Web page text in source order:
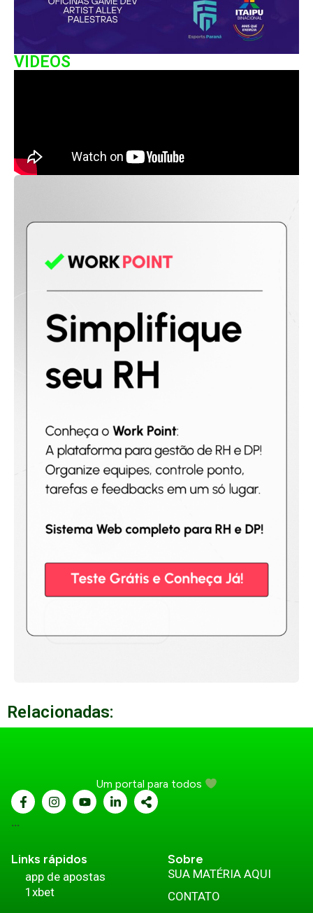
VIDEOS
Relacionadas:
Um portal para todos
...
Links rápidos
app de apostas
1xbet
Sobre
SUA MATÉRIA AQUI
CONTATO